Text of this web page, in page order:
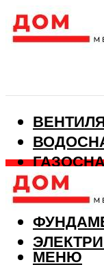
МЕНЮ